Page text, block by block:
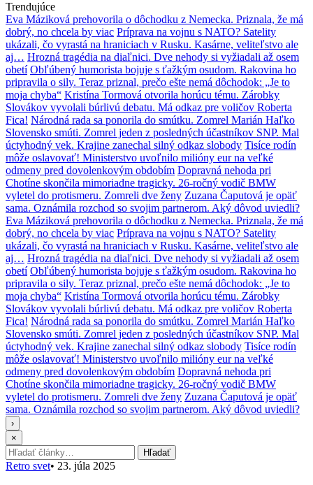
Trendujúce
Eva Máziková prehovorila o dôchodku z Nemecka. Priznala, že má
dobrý, no chcela by viac Príprava na vojnu s NATO? Satelity
ukázali, čo vyrastá na hraniciach v Rusku. Kasárne, veliteľstvo ale
aj… Hrozná tragédia na diaľnici. Dve nehody si vyžiadali až osem
obetí Obľúbený humorista bojuje s ťažkým osudom. Rakovina ho
pripravila o sily. Teraz priznal, prečo ešte nemá dôchodok: „Je to
moja chyba“ Kristína Tormová otvorila horúcu tému. Zárobky
Slovákov vyvolali búrlivú debatu. Má odkaz pre voličov Roberta
Fica! Národná rada sa ponorila do smútku. Zomrel Marián Haľko
Slovensko smúti. Zomrel jeden z posledných účastníkov SNP. Mal
úctyhodný vek. Krajine zanechal silný odkaz slobody Tisíce rodín
môže oslavovať! Ministerstvo uvoľnilo milióny eur na veľké
odmeny pred dovolenkovým obdobím Dopravná nehoda pri
Chotíne skončila mimoriadne tragicky. 26-ročný vodič BMW
vyletel do protismeru. Zomreli dve ženy Zuzana Čaputová je opäť
sama. Oznámila rozchod so svojim partnerom. Aký dôvod uviedli?
Eva Máziková prehovorila o dôchodku z Nemecka. Priznala, že má
dobrý, no chcela by viac Príprava na vojnu s NATO? Satelity
ukázali, čo vyrastá na hraniciach v Rusku. Kasárne, veliteľstvo ale
aj… Hrozná tragédia na diaľnici. Dve nehody si vyžiadali až osem
obetí Obľúbený humorista bojuje s ťažkým osudom. Rakovina ho
pripravila o sily. Teraz priznal, prečo ešte nemá dôchodok: „Je to
moja chyba“ Kristína Tormová otvorila horúcu tému. Zárobky
Slovákov vyvolali búrlivú debatu. Má odkaz pre voličov Roberta
Fica! Národná rada sa ponorila do smútku. Zomrel Marián Haľko
Slovensko smúti. Zomrel jeden z posledných účastníkov SNP. Mal
úctyhodný vek. Krajine zanechal silný odkaz slobody Tisíce rodín
môže oslavovať! Ministerstvo uvoľnilo milióny eur na veľké
odmeny pred dovolenkovým obdobím Dopravná nehoda pri
Chotíne skončila mimoriadne tragicky. 26-ročný vodič BMW
vyletel do protismeru. Zomreli dve ženy Zuzana Čaputová je opäť
sama. Oznámila rozchod so svojim partnerom. Aký dôvod uviedli?
›
×
Hľadať: Hľadať
Retro svet• 23. júla 2025